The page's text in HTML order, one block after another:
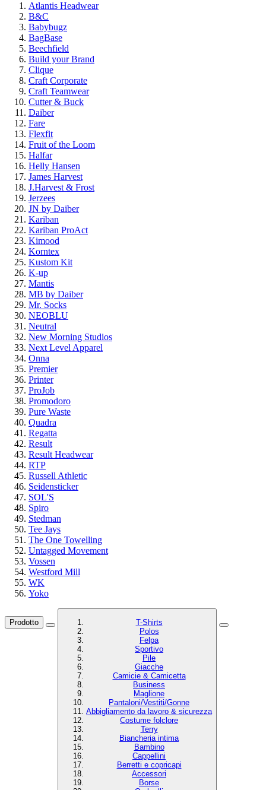
Atlantis Headwear
B&C
Babybugz
BagBase
Beechfield
Build your Brand
Clique
Craft Corporate
Craft Teamwear
Cutter & Buck
Daiber
Fare
Flexfit
Fruit of the Loom
Halfar
Helly Hansen
James Harvest
J.Harvest & Frost
Jerzees
JN by Daiber
Kariban
Kariban ProAct
Kimood
Korntex
Kustom Kit
K-up
Mantis
MB by Daiber
Mr. Socks
NEOBLU
Neutral
New Morning Studios
Next Level Apparel
Onna
Premier
Printer
ProJob
Promodoro
Pure Waste
Quadra
Regatta
Result
Result Headwear
RTP
Russell Athletic
Seidensticker
SOL'S
Spiro
Stedman
Tee Jays
The One Towelling
Untagged Movement
Vossen
Westford Mill
WK
Yoko
Prodotto
T-Shirts
Polos
Felpa
Sportivo
Pile
Giacche
Camicie & Camicetta
Business
Maglione
Pantaloni/Vestiti/Gonne
Abbigliamento da lavoro & sicurezza
Costume folclore
Terry
Biancheria intima
Bambino
Cappellini
Berretti e copricapi
Accessori
Borse